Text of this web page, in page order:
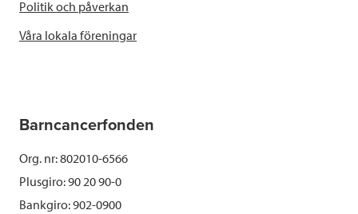
Politik och påverkan
Våra lokala föreningar
Barncancerfonden
Org. nr: 802010-6566
Plusgiro: 90 20 90-0
Bankgiro: 902-0900